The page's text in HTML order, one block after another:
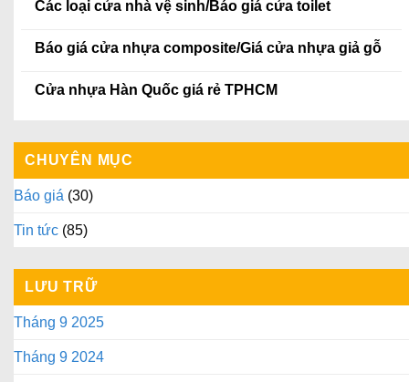
Các loại cửa nhà vệ sinh/Báo giá cửa toilet
Báo giá cửa nhựa composite/Giá cửa nhựa giả gỗ
Cửa nhựa Hàn Quốc giá rẻ TPHCM
CHUYÊN MỤC
Báo giá (30)
Tin tức (85)
LƯU TRỮ
Tháng 9 2025
Tháng 9 2024